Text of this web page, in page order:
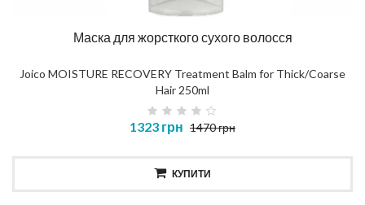
Маска для жорсткого сухого волосся
Joico MOISTURE RECOVERY Treatment Balm for Thick/Coarse
Hair 250ml
1323 грн 1470 грн
КУПИТИ